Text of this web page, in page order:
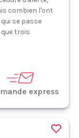
combien l'ont
se passe
trois
express